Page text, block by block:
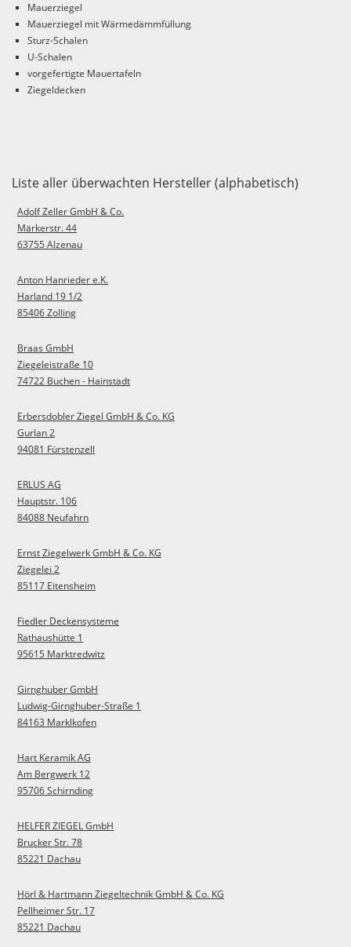
Mauerziegel
Mauerziegel mit Wärmedämmfüllung
Sturz-Schalen
U-Schalen
vorgefertigte Mauertafeln
Ziegeldecken
Liste aller überwachten Hersteller (alphabetisch)
Adolf Zeller GmbH & Co.
Märkerstr. 44
63755 Alzenau
Anton Hanrieder e.K.
Harland 19 1/2
85406 Zolling
Braas GmbH
Ziegeleistraße 10
74722 Buchen - Hainstadt
Erbersdobler Ziegel GmbH & Co. KG
Gurlan 2
94081 Fürstenzell
ERLUS AG
Hauptstr. 106
84088 Neufahrn
Ernst Ziegelwerk GmbH & Co. KG
Ziegelei 2
85117 Eitensheim
Fiedler Deckensysteme
Rathaushütte 1
95615 Marktredwitz
Girnghuber GmbH
Ludwig-Girnghuber-Straße 1
84163 Marklkofen
Hart Keramik AG
Am Bergwerk 12
95706 Schirnding
HELFER ZIEGEL GmbH
Brucker Str. 78
85221 Dachau
Hörl & Hartmann Ziegeltechnik GmbH & Co. KG
Pellheimer Str. 17
85221 Dachau